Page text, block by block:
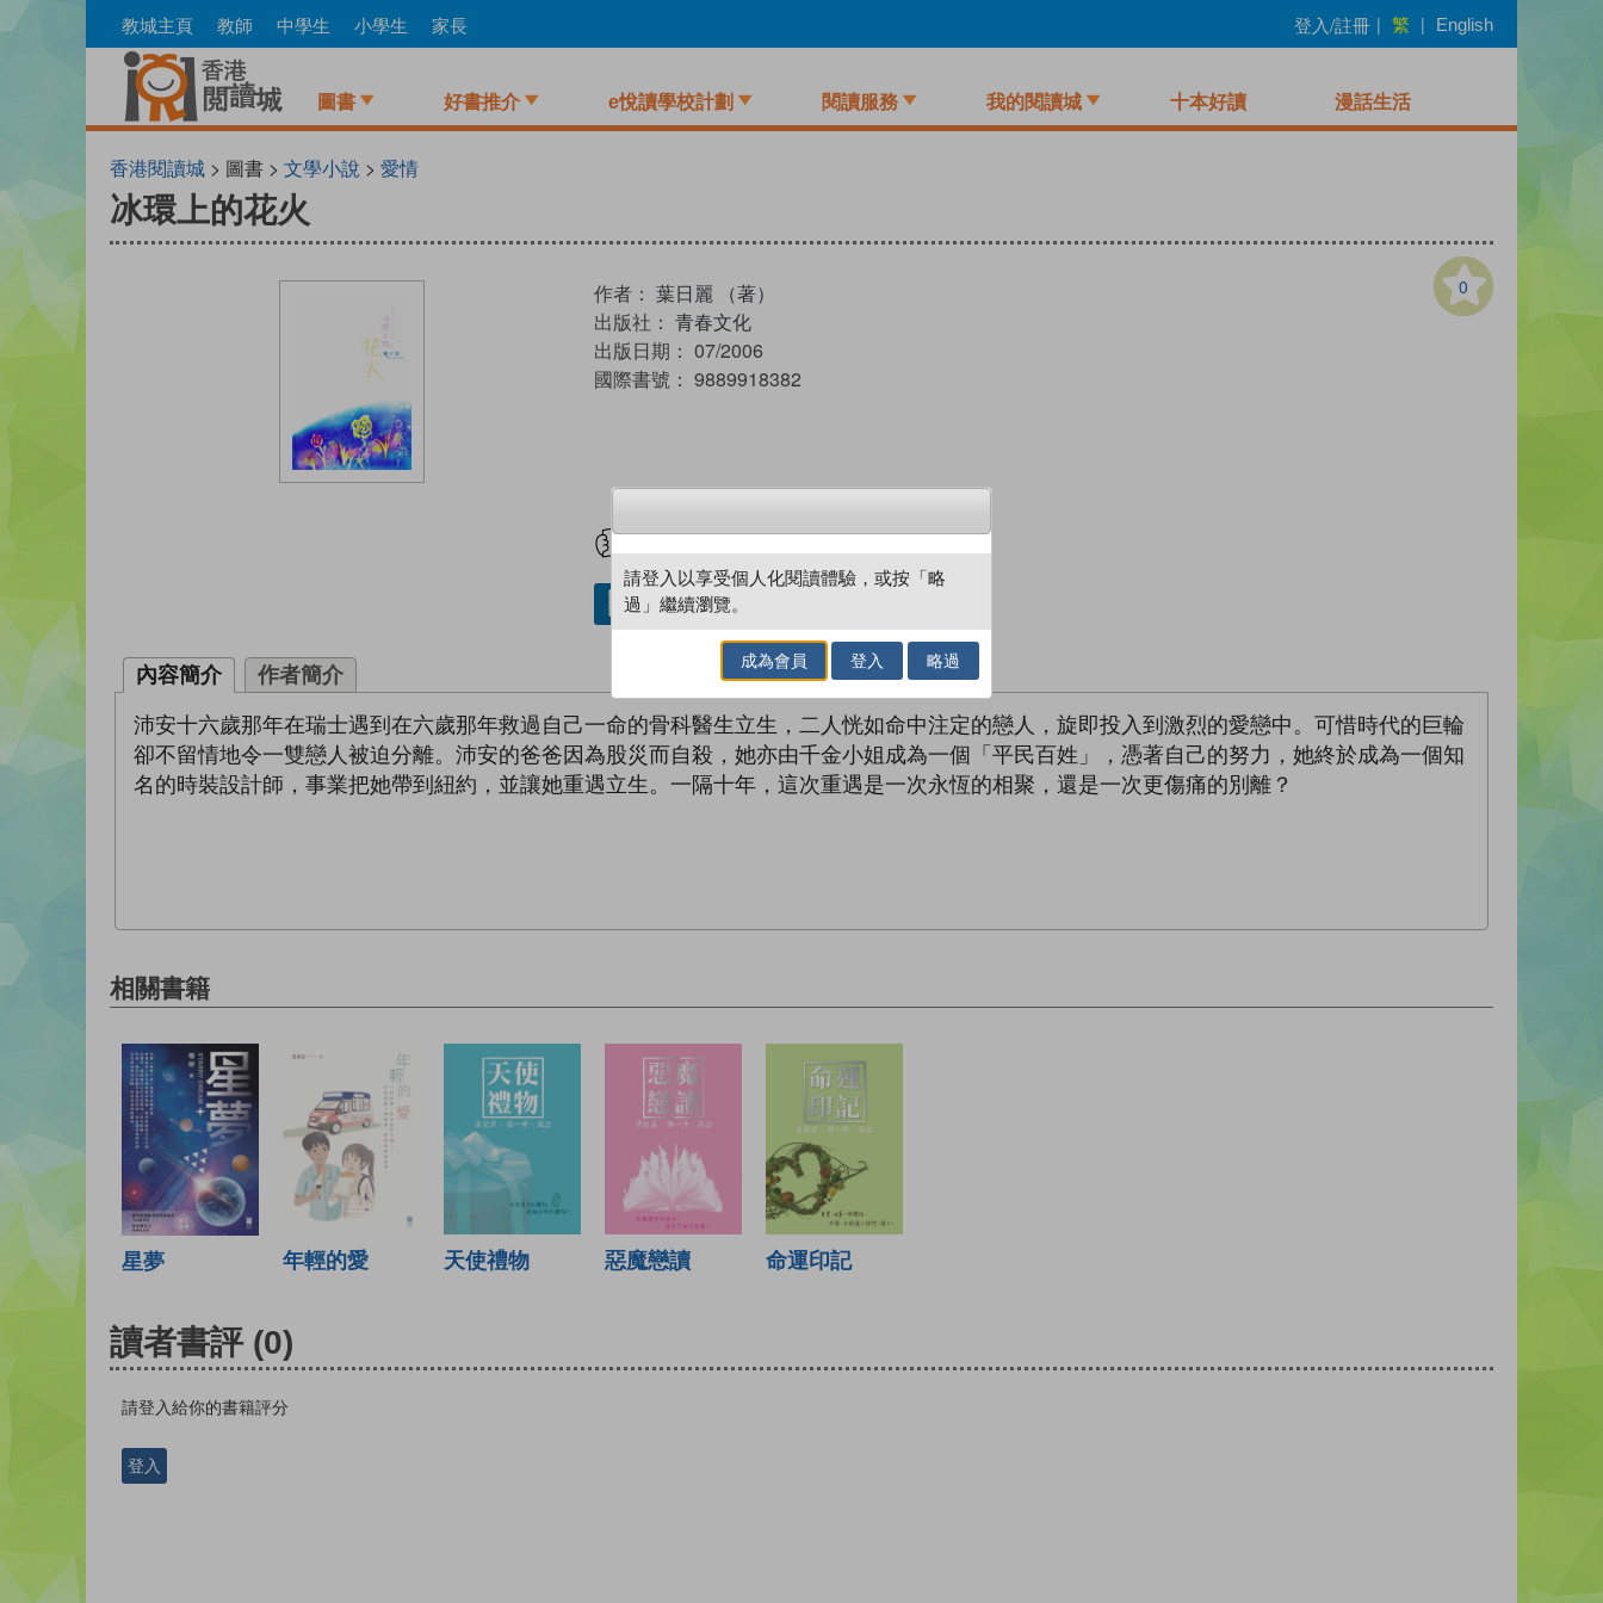
to
教城主頁 教師 中學生 小學生 家長 登入/註冊 | 繁 | English
圖書 好書推介 e悅讀學校計劃 閱讀服務 我的閱讀城 十本好讀 漫話生活
香港閱讀城 > 圖書 > 文學小說 > 愛情
冰環上的花火
0
作者： 葉日麗 （著）
出版社： 青春文化
出版日期： 07/2006
國際書號： 9889918382
借閱實體書
內容簡介 作者簡介
沛安十六歲那年在瑞士遇到在六歲那年救過自己一命的骨科醫生立生，二人恍如命中注定的戀人，旋即投入到激烈的愛戀中。可惜時代的巨輪
卻不留情地令一雙戀人被迫分離。沛安的爸爸因為股災而自殺，她亦由千金小姐成為一個「平民百姓」，憑著自己的努力，她終於成為一個知
名的時裝設計師，事業把她帶到紐約，並讓她重遇立生。一隔十年，這次重遇是一次永恆的相聚，還是一次更傷痛的別離？
相關書籍
星夢 年輕的愛 天使禮物 惡魔戀讀 命運印記
讀者書評 (0)
請登入給你的書籍評分
登入
請登入以享受個人化閱讀體驗，或按「略
過」繼續瀏覽。
成為會員 登入 略過